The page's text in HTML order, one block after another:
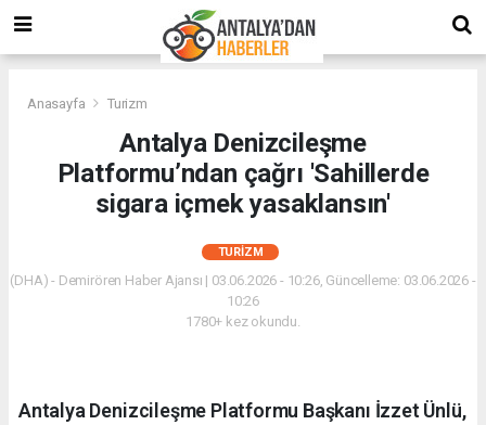
Anasayfa Turizm
Antalya Denizcileşme
Platformu’ndan çağrı 'Sahillerde
sigara içmek yasaklansın'
TURIZM
(DHA) - Demirören Haber Ajansı | 03.06.2026 - 10:26, Güncelleme: 03.06.2026 -
10:26
1780+ kez okundu.
Antalya Denizcileşme Platformu Başkanı İzzet Ünlü,